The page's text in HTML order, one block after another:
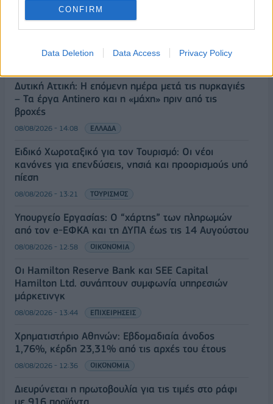
CONFIRM
Data Deletion Data Access Privacy Policy
Κορυφώνεται η έξοδος του Αυγούστου – Πάνω από
56.000 επιβάτες αναχωρούν σήμερα από τα
Δυτική Αττική: Η επόμενη ημέρα μετά τις πυρκαγιές
– Τα έργα Antinero και η «μάχη» πριν από τις
βροχές
08/08/2026 - 14:08 ΕΛΛΑΔΑ
Ειδικό Χωροταξικό για τον Τουρισμό: Οι νέοι
κανόνες για επενδύσεις, νησιά και προορισμούς υπό
πίεση
08/08/2026 - 13:21 ΤΟΥΡΙΣΜΟΣ
Υπουργείο Εργασίας: Ο “χάρτης” των πληρωμών
από τον e-ΕΦΚΑ και τη ΔΥΠΑ έως τις 14 Αυγούστου
08/08/2026 - 12:58 ΟΙΚΟΝΟΜΙΑ
Οι Hamilton Reserve Bank και SEE Capital
Hamilton Ltd. συνάπτουν συμφωνία υπηρεσιών
μάρκετινγκ
08/08/2026 - 13:44 ΕΠΙΧΕΙΡΗΣΕΙΣ
Χρηματιστήριο Αθηνών: Εβδομαδιαία άνοδος
1,76%, κέρδη 23,31% από τις αρχές του έτους
08/08/2026 - 12:36 ΟΙΚΟΝΟΜΙΑ
Διευρύνεται η πρωτοβουλία για τις τιμές στο ράφι
με 916 προϊόντα